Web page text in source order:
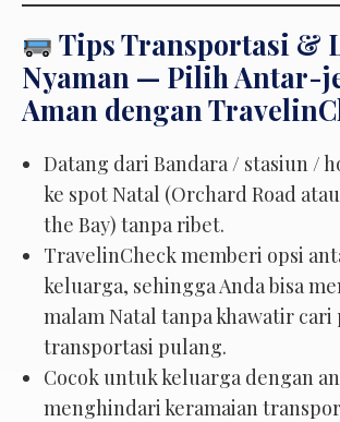
Tips Transportasi &
Nyaman — Pilih Antar-
Aman dengan
Datang dari Bandara / stasiun /
ke spot Natal (Orchard Road
the Bay) tanpa ribet.
TravelinCheck memberi opsi
keluarga, sehingga Anda bisa
malam Natal tanpa khawatir cari
transportasi pulang.
Cocok untuk keluarga dengan
menghindari keramaian